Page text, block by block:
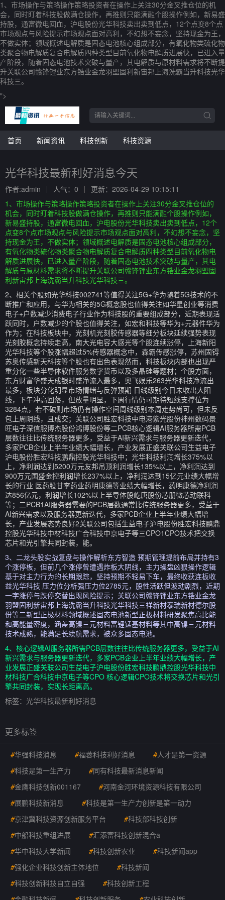
1、市场操作与策略操作策略投资者在操作上关注30分金叉推仓位的机
会，同时盯着科技股做满仓操作，再推则只能满融个股操作例如，新易盛
持股，通富微电回血，沪电股份光华科技卖出卖到低点，12个点变8个点
市场观点与风险提示市场观点面对高利，不幻想不妄念，坚持现金为王，
不做实体；领域概述电解质是固态电池核心组成部分，有氧化物类硫化物
类聚合物电解质复合电解质四种类型目前氧化物电解质进展快，已进入量
产阶段，随着固态电池技术突破与量产，其电解质与原材料需求将不断提
升关联公司赣锋锂业东方锆业金龙羽盟固利新宙邦上海洗霸当升科技光华
科技三。
">
首页 新闻资讯 科技创新 科技资源
光华科技最新利好消息今天
作者:admin 人气：0
更新：2026-04-29 10:15:11
1、市场操作与策略操作策略投资者在操作上关注30分金叉推仓位的
机会，同时盯着科技股做满仓操作，再推则只能满融个股操作例如，
新易盛持股，通富微电回血，沪电股份光华科技卖出卖到低点，12个
点变8个点市场观点与风险提示市场观点面对高利，不幻想不妄念，坚
持现金为王，不做实体；领域概述电解质是固态电池核心组成部分，
有氧化物类硫化物类聚合物电解质复合电解质四种类型目前氧化物电
解质进展快，已进入量产阶段，随着固态电池技术突破与量产，其电
解质与原材料需求将不断提升关联公司赣锋锂业东方锆业金龙羽盟固
利新宙邦上海洗霸当升科技光华科技三。
2、相关个股如光华科技002741等值得关注5G+华为随着5G技术的不
断推广和应用，与华为相关的5G概念股也值得关注如华星创业等消费
电子+户数减少消费电子行业作为科技股的重要组成部分，近期表现活
跃同时，户数减少的个股也值得关注，如宏和科技等华为+元器件华为
作为；在科技板块中，光刻机光刻胶传感器等细分板块延续强势表现
光刻胶概念持续走高，南大光电容大感光等个股连续涨停，上海新阳
光华科技等个股涨幅超过5%传感器概念中，森霸传感涨停，苏州固锝
苏奥传感新天科技等个股也有出色表现然而，科技板块内部也出现严
重分化一些半导体软件服务数字货币以及多晶硅等题材；个股方面，
东方财富华盛天成银时盛净流入最多，奥飞娱乐263光华科技净流出
最多，板块分化明显市场情绪与反弹预期 日线级别今日未收出大阳
线，下午冲高回落，但放量明显，下周行情仍可期待短线支撑位为
3284点，若不破则市场仍有操作空间周线级别本周走势尚可，但未反
包上周阴线，且成交；关联公司胜宏科技中电港紫光股份神州数码景
旺电子深信服博杰股份鸿博股份等二PCB核心逻辑AI服务器所需PCB
层数往往比传统服务器更多，受益于AI新兴需求与服务器更新迭代，
多家PCB企业上半年业绩大幅增长，产业发展正盛关联公司生益电子
沪电股份胜宏科技鹏鼎控股光华科技中；光华科技利润增长375%以
上，净利润达到5200万元友邦吊顶利润增长135%以上，净利润达到
900万元国盛金控利润增长237%以上，净利润达到15亿元业绩大幅增
长的行业 医药股甘李药业药明康德等业绩大幅增长，药明康德净利润
达856亿元，利润增长102%以上半导体股屹唐股份芯朋微芯动联科
等；二PCB1AI服务器需要的PCB层数通常比传统服务器更多，受益于
AI新兴需求以及服务器更新迭代，多家PCB企业上半年业绩大幅增
长，产业发展态势良好2关联公司包括生益电子沪电股份胜宏科技鹏鼎
控股光华科技中材科技广合科技中京电子等三CPO1CPO技术把交换
芯片和光引擎共同封装，能。
3、二龙头股实战复盘与操作解析东方智造 预期管理提前布局并持有3
个涨停板，但前几个涨停曾遭遇炸板大阴线，主力操盘凶狠操作逻辑
基于对主力行为的长期跟踪，坚持预期不轻易下车，最终收获连板收
益光华科技 压力位分析强压力位2785元，股性活跃但波动剧烈，近期
一字涨停与跌停交替出现风险提示；关联公司赣锋锂业东方锆业金龙
羽盟固利新宙邦上海洗霸当升科技光华科技三祥新材泰瑞新材德尔股
份等二新型正极材料领域概述固态电池新型正极材料研发聚焦高比能
和高能量密度，涵盖高镍三元材料富锂锰基材料等其中高镍三元材料
技术成熟，能满足长续航需求，被众多固态电池。
4、核心逻辑AI服务器所需PCB层数往往比传统服务器更多，受益于AI
新兴需求与服务器更新迭代，多家PCB企业上半年业绩大幅增长，产
业发展正盛关联公司生益电子沪电股份胜宏科技鹏鼎控股光华科技中
材科技广合科技中京电子等CPO 核心逻辑CPO技术将交换芯片和光引
擎共同封装，实现长距离高。
标签： 光华科技最新利好消息
更多标签
#华强科技消息 #福蓉科技利好消息 #人才是第一资源
#科技是第一生产力 #同有科技最新消息新闻
#金鹰科技创新001167 #河南金河环境资源科技有限公司
#展鹏科技新消息 #科技是第一生产力创新是第一动力
#京津冀科技资源创新服务平台 #科技部科技创新
#中船科技重组进展 #汇添富科技创新混合a
#华中科技大学新闻 #科技创新农业 #科技新闻app
#强化企业科技创新主体地位 #科技新闻
#科技创新科技自立自强 #科技创新工程